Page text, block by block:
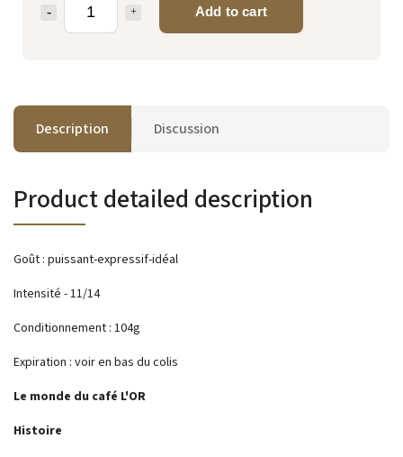
Add to cart
Description Discussion
Product detailed description
Goût : puissant-expressif-idéal
Intensité - 11/14
Conditionnement : 104g
Expiration : voir en bas du colis
Le monde du café L'OR
Histoire